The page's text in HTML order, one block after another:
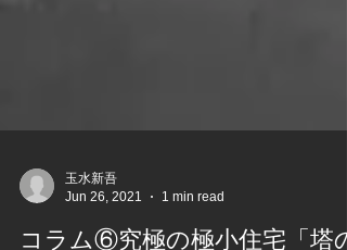
Jun 26, 2021
1 min read